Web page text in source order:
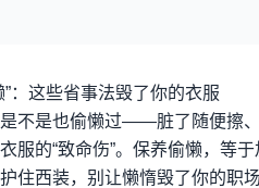
：这些省事法毁了你的衣服
不是也偷懒过——脏了随便擦
服的“致命伤”。保养偷懒，等
住西装，别让懒惰毁了你的职场